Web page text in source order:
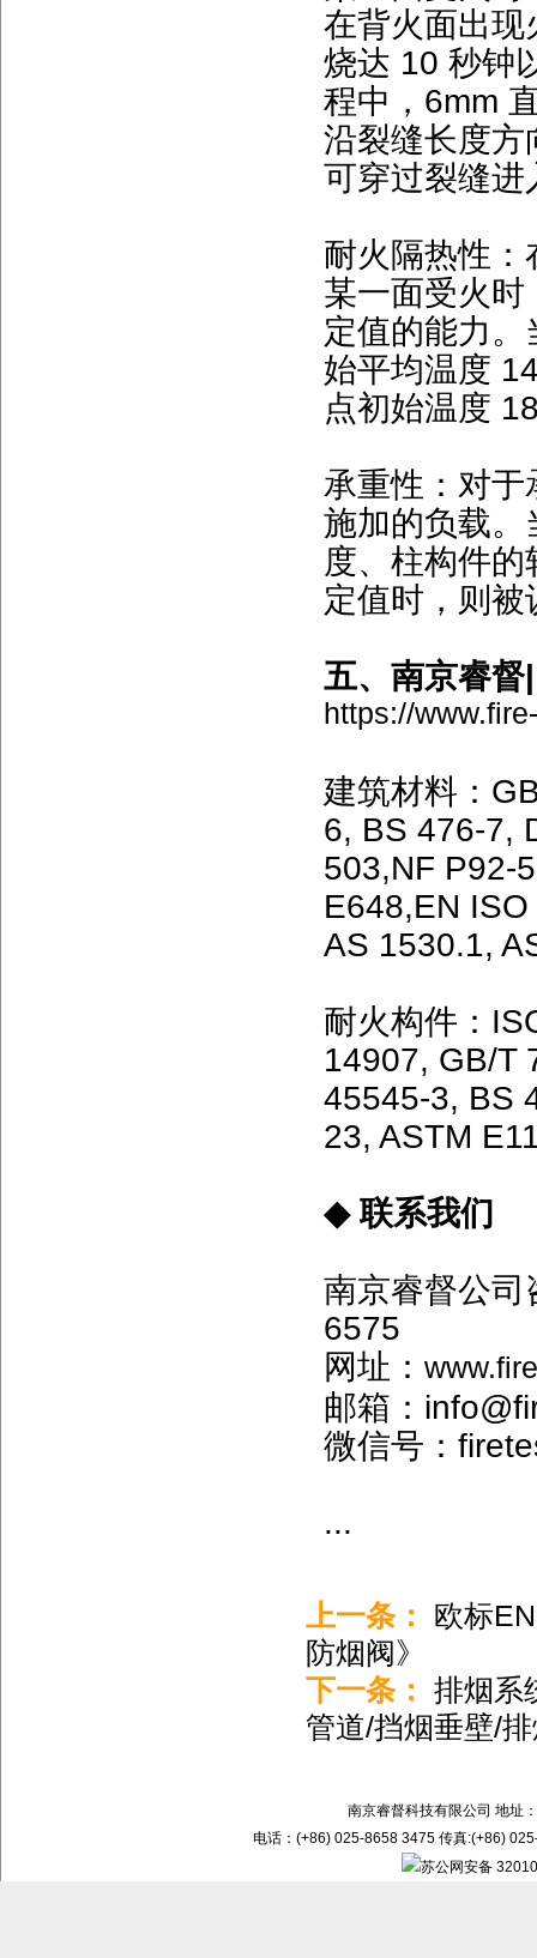
在背火面出现
烧达 10 秒钟
程中，6mm
沿裂缝长度方
可穿过裂缝进
耐火隔热性
某一面受火
定值的能力
始平均温度
点初始温度
承重性：对
施加的负载。
度、柱构件
定值时，则
五、南京睿
https://
建筑材料：
6, BS 476-7,
503,NF P92-
E648,EN
AS 1530.1,
耐火构件：
14907, GB/T
45545-3, BS
23, ASTM
◆ 联系我们
南京睿督公
6575
网址：
邮箱：
微信号：
...
上一条：
欧标
防烟阀》
下一条：
排烟系
管道/挡烟垂壁/
南京睿督科技有限公司 地址
电话：(+86) 025-8658 3475 传真:(+86)
苏公网安备